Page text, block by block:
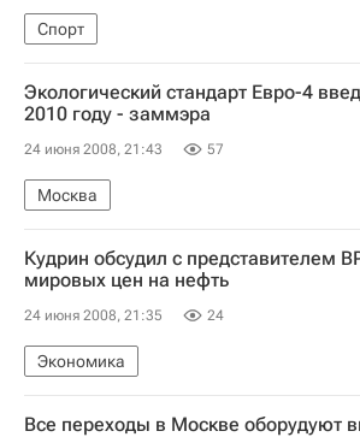
Спорт
Сборная России - в полуфинале Евро-
Финальная часть Евро-2008
Экологический стандарт Евро-4
2010 году - заммэра
24 июня 2008, 21:43 57
Москва
Кудрин обсудил с представителем
мировых цен на нефть
24 июня 2008, 21:35 24
Экономика
Все переходы в Москве оборудуют